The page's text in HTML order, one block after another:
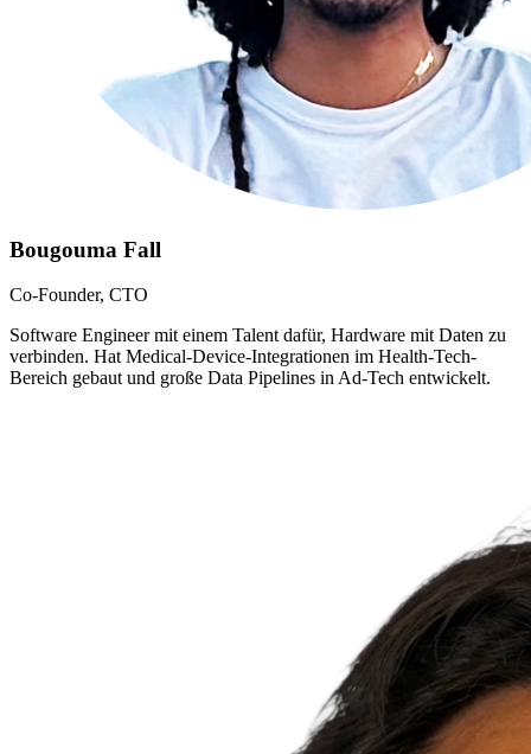
Bougouma Fall
Co-Founder, CTO
Software Engineer mit einem Talent dafür, Hardware mit Daten zu
verbinden. Hat Medical-Device-Integrationen im Health-Tech-
Bereich gebaut und große Data Pipelines in Ad-Tech entwickelt.